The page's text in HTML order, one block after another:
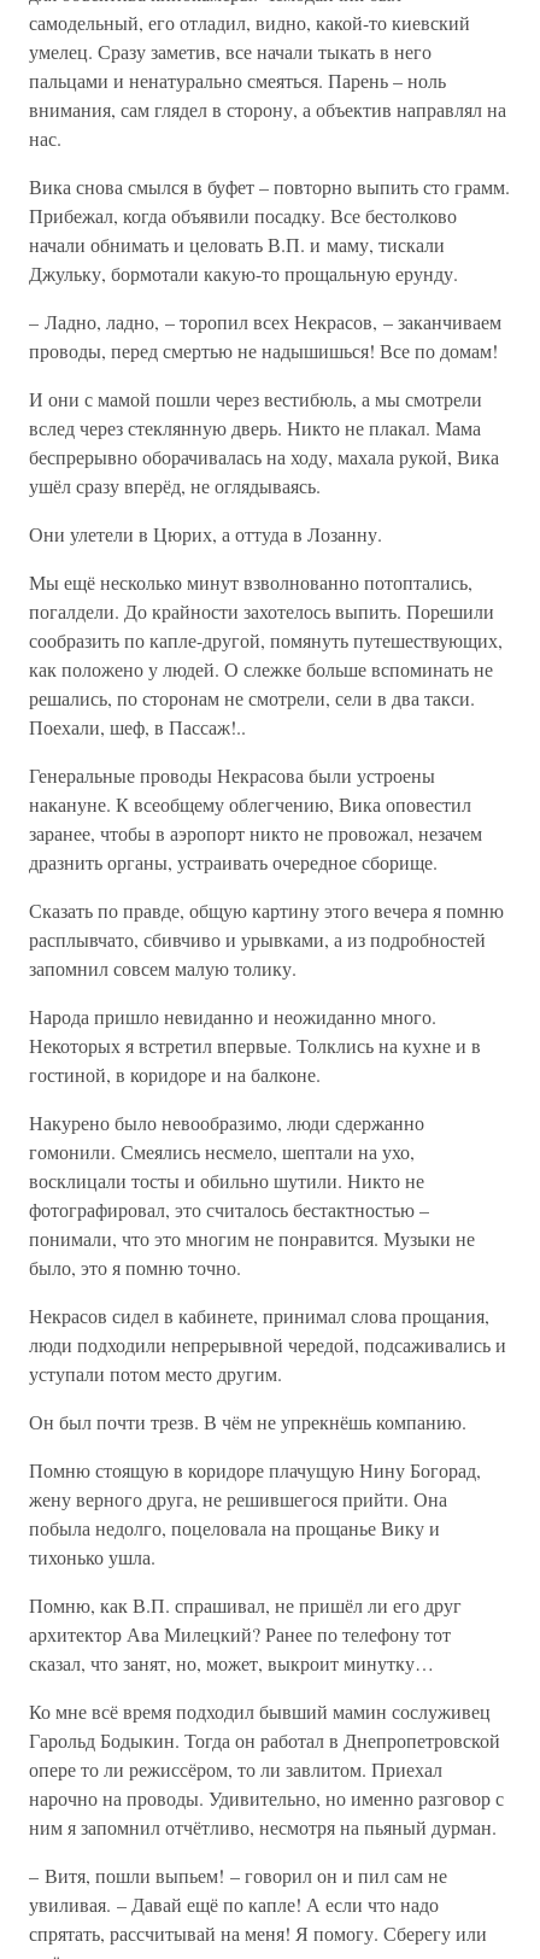
самодельный, его отладил, видно, какой-то киевский
умелец. Сразу заметив, все начали тыкать в него
пальцами и ненатурально смеяться. Парень – ноль
внимания, сам глядел в сторону, а объектив направлял на
нас.
Вика снова смылся в буфет – повторно выпить сто грамм.
Прибежал, когда объявили посадку. Все бестолково
начали обнимать и целовать В.П. и маму, тискали
Джульку, бормотали какую-то прощальную ерунду.
– Ладно, ладно, – торопил всех Некрасов, – заканчиваем
проводы, перед смертью не надышишься! Все по домам!
И они с мамой пошли через вестибюль, а мы смотрели
вслед через стеклянную дверь. Никто не плакал. Мама
беспрерывно оборачивалась на ходу, махала рукой, Вика
ушёл сразу вперёд, не оглядываясь.
Они улетели в Цюрих, а оттуда в Лозанну.
Мы ещё несколько минут взволнованно потоптались,
погалдели. До крайности захотелось выпить. Порешили
сообразить по капле-другой, помянуть путешествующих,
как положено у людей. О слежке больше вспоминать не
решались, по сторонам не смотрели, сели в два такси.
Поехали, шеф, в Пассаж!..
Генеральные проводы Некрасова были устроены
накануне. К всеобщему облегчению, Вика оповестил
заранее, чтобы в аэропорт никто не провожал, незачем
дразнить органы, устраивать очередное сборище.
Сказать по правде, общую картину этого вечера я помню
расплывчато, сбивчиво и урывками, а из подробностей
запомнил совсем малую толику.
Народа пришло невиданно и неожиданно много.
Некоторых я встретил впервые. Толклись на кухне и в
гостиной, в коридоре и на балконе.
Накурено было невообразимо, люди сдержанно
гомонили. Смеялись несмело, шептали на ухо,
восклицали тосты и обильно шутили. Никто не
фотографировал, это считалось бестактностью –
понимали, что это многим не понравится. Музыки не
было, это я помню точно.
Некрасов сидел в кабинете, принимал слова прощания,
люди подходили непрерывной чередой, подсаживались и
уступали потом место другим.
Он был почти трезв. В чём не упрекнёшь компанию.
Помню стоящую в коридоре плачущую Нину Богорад,
жену верного друга, не решившегося прийти. Она
побыла недолго, поцеловала на прощанье Вику и
тихонько ушла.
Помню, как В.П. спрашивал, не пришёл ли его друг
архитектор Ава Милецкий? Ранее по телефону тот
сказал, что занят, но, может, выкроит минутку…
Ко мне всё время подходил бывший мамин сослуживец
Гарольд Бодыкин. Тогда он работал в Днепропетровской
опере то ли режиссёром, то ли завлитом. Приехал
нарочно на проводы. Удивительно, но именно разговор с
ним я запомнил отчётливо, несмотря на пьяный дурман.
– Витя, пошли выпьем! – говорил он и пил сам не
увиливая. – Давай ещё по капле! А если что надо
спрятать, рассчитывай на меня! Я помогу. Сберегу или